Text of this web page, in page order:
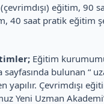
eğitim, 90
40 saat pratik eğitim
Eğitim
sayfasında bulunan “
yapılır. Çevrimdışı
Yeni Uzman